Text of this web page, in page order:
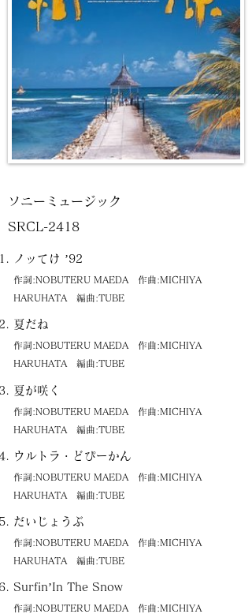
ノッてけ ’92
作詞:NOBUTERU MAEDA 作曲:MICHIYA
HARUHATA 編曲:TUBE
夏だね
作詞:NOBUTERU MAEDA 作曲:MICHIYA
HARUHATA 編曲:TUBE
夏が咲く
作詞:NOBUTERU MAEDA 作曲:MICHIYA
HARUHATA 編曲:TUBE
ウルトラ・どぴーかん
作詞:NOBUTERU MAEDA 作曲:MICHIYA
HARUHATA 編曲:TUBE
だいじょうぶ
作詞:NOBUTERU MAEDA 作曲:MICHIYA
HARUHATA 編曲:TUBE
Surfin’In The Snow
作詞:NOBUTERU MAEDA 作曲:MICHIYA
ソニーミュージック
SRCL-2418